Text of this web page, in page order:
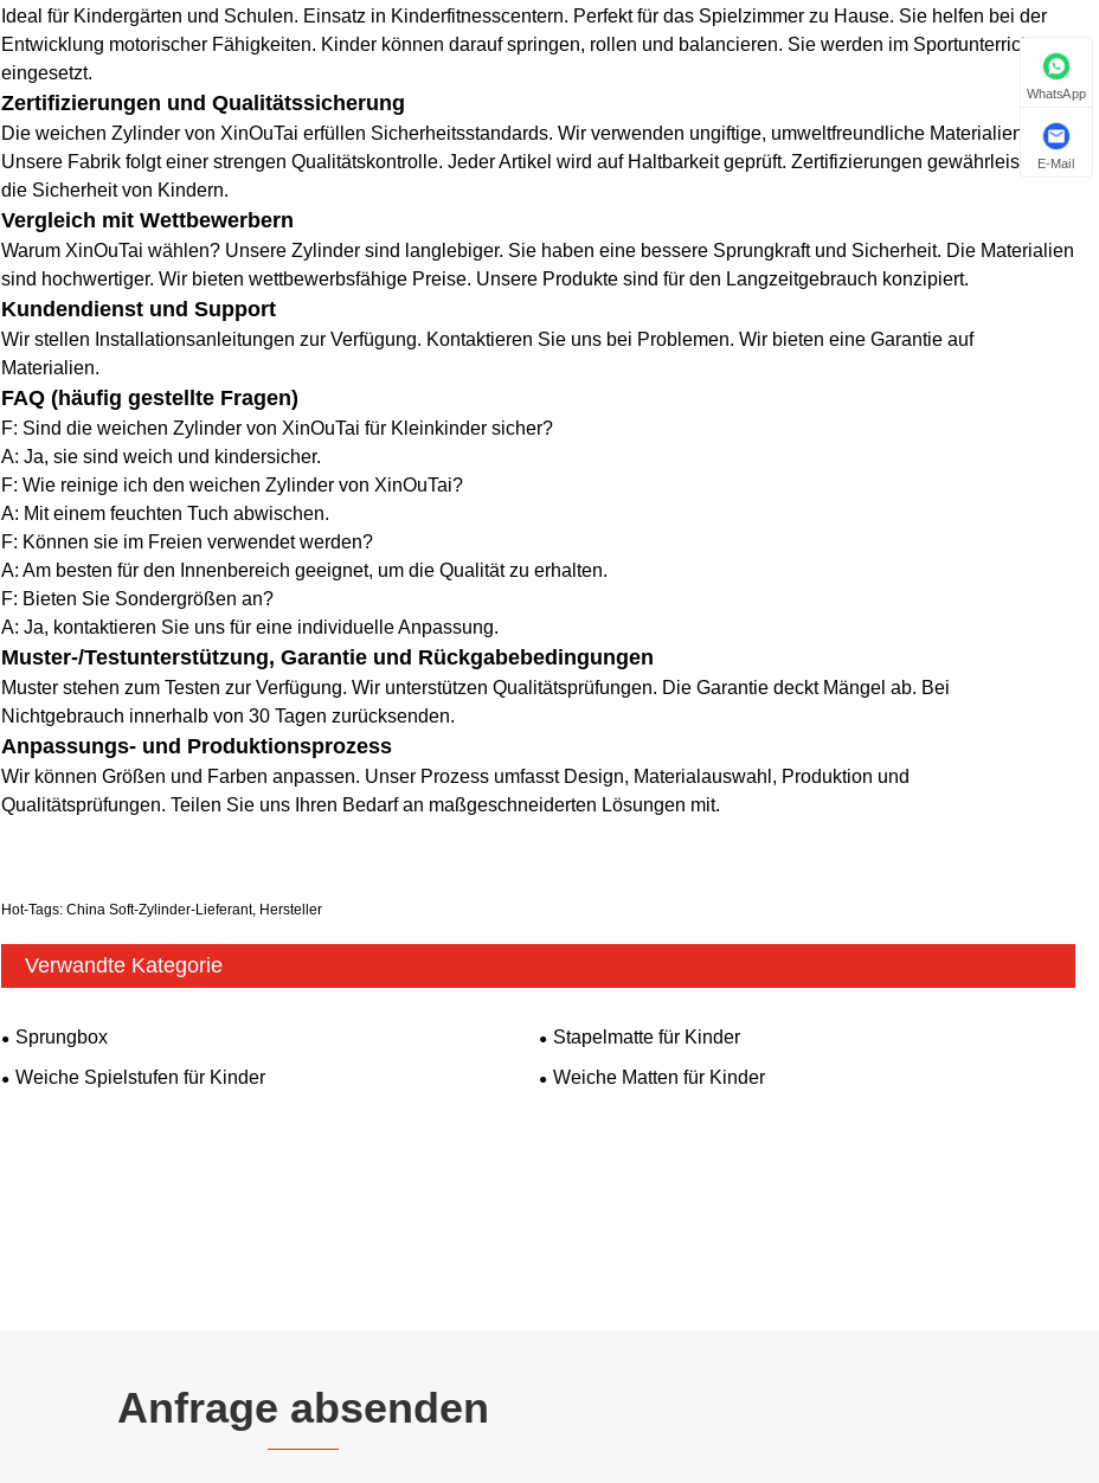
Ideal für Kindergärten und Schulen. Einsatz in Kinderfitnesscentern. Perfekt für das Spielzimmer zu Hause. Sie helfen bei der
Entwicklung motorischer Fähigkeiten. Kinder können darauf springen, rollen und balancieren. Sie werden im Sportunterricht
eingesetzt.
Zertifizierungen und Qualitätssicherung
Die weichen Zylinder von XinOuTai erfüllen Sicherheitsstandards. Wir verwenden ungiftige, umweltfreundliche Materialien.
Unsere Fabrik folgt einer strengen Qualitätskontrolle. Jeder Artikel wird auf Haltbarkeit geprüft. Zertifizierungen gewährleisten
die Sicherheit von Kindern.
Vergleich mit Wettbewerbern
Warum XinOuTai wählen? Unsere Zylinder sind langlebiger. Sie haben eine bessere Sprungkraft und Sicherheit. Die Materialien
sind hochwertiger. Wir bieten wettbewerbsfähige Preise. Unsere Produkte sind für den Langzeitgebrauch konzipiert.
Kundendienst und Support
Wir stellen Installationsanleitungen zur Verfügung. Kontaktieren Sie uns bei Problemen. Wir bieten eine Garantie auf
Materialien.
FAQ (häufig gestellte Fragen)
F: Sind die weichen Zylinder von XinOuTai für Kleinkinder sicher?
A: Ja, sie sind weich und kindersicher.
F: Wie reinige ich den weichen Zylinder von XinOuTai?
A: Mit einem feuchten Tuch abwischen.
F: Können sie im Freien verwendet werden?
A: Am besten für den Innenbereich geeignet, um die Qualität zu erhalten.
F: Bieten Sie Sondergrößen an?
A: Ja, kontaktieren Sie uns für eine individuelle Anpassung.
Muster-/Testunterstützung, Garantie und Rückgabebedingungen
Muster stehen zum Testen zur Verfügung. Wir unterstützen Qualitätsprüfungen. Die Garantie deckt Mängel ab. Bei
Nichtgebrauch innerhalb von 30 Tagen zurücksenden.
Anpassungs- und Produktionsprozess
Wir können Größen und Farben anpassen. Unser Prozess umfasst Design, Materialauswahl, Produktion und
Qualitätsprüfungen. Teilen Sie uns Ihren Bedarf an maßgeschneiderten Lösungen mit.
Hot-Tags: China Soft-Zylinder-Lieferant, Hersteller
Verwandte Kategorie
Sprungbox
Stapelmatte für Kinder
Weiche Spielstufen für Kinder
Weiche Matten für Kinder
Anfrage absenden
WhatsApp
E-Mail